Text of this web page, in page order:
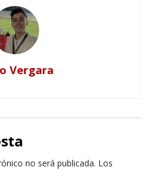
Vergara
no será publicada. Los